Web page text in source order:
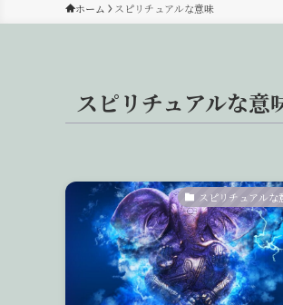
ホーム スピリチュアルな意味
スピリチュアルな意
スピリチュアルな